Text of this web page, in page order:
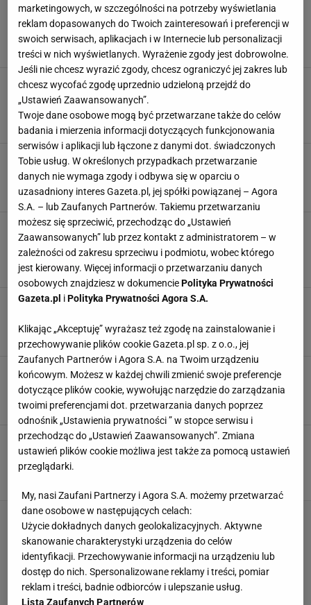
Balkonowa wędzarnia idealna na Wielkanoc.
Możesz przygotować w niej własne mięsiwa na
święta
AMAZON KUBEK WĘDZARNIA
Miedziane kubki wracają do łask. Są idealne
do serwowania zimnych napojów, a przy tym
designerskie
AMAZON FILIŻANKI KUBEK KUBEK TERMICZNY
Ogrodnicy robią to wczesną wiosną. Dzięki
miniszklarni sadzonki są dużo silniejsze
AMAZON DONICA NARZĘDZIA OGRODNICZE SZKLARNIA
Ten gadżet z lat 90. wraca do łask. Projektanci
mówią o nim: "czysta hipnoza". Oto sekret lava
lamps
AMAZON LAMPA LAMPY STOŁOWE LAMPY WISZĄCE
Jeśli jeździsz z pupilem, to rozwiązanie ułatwi
AMAZON FOTELIK FOTELIK SAMOCHODOWY GADŻETY DLA PSA
Dobry telefon do tysiąca złotych. TOP3 perełki
z Amazona
AMAZON KOMÓRKA SMARFONY SMARTFON
Amazon zaskoczył wszystkich! Kultowe
smartwatche naszpikowane technologią teraz w
marketingowych, w szczególności na potrzeby wyświetlania
reklam dopasowanych do Twoich zainteresowań i preferencji w
swoich serwisach, aplikacjach i w Internecie lub personalizacji
treści w nich wyświetlanych. Wyrażenie zgody jest dobrowolne.
Jeśli nie chcesz wyrazić zgody, chcesz ograniczyć jej zakres lub
chcesz wycofać zgodę uprzednio udzieloną przejdź do
„Ustawień Zaawansowanych”.
Twoje dane osobowe mogą być przetwarzane także do celów
badania i mierzenia informacji dotyczących funkcjonowania
serwisów i aplikacji lub łączone z danymi dot. świadczonych
Tobie usług. W określonych przypadkach przetwarzanie
danych nie wymaga zgody i odbywa się w oparciu o
uzasadniony interes Gazeta.pl, jej spółki powiązanej – Agora
S.A. – lub Zaufanych Partnerów. Takiemu przetwarzaniu
możesz się sprzeciwić, przechodząc do „Ustawień
Zaawansowanych” lub przez kontakt z administratorem – w
zależności od zakresu sprzeciwu i podmiotu, wobec którego
jest kierowany. Więcej informacji o przetwarzaniu danych
osobowych znajdziesz w dokumenciePolityka Prywatności
Gazeta.pl iPolityka Prywatności Agora S.A.
Klikając „Akceptuję” wyrażasz też zgodę na zainstalowanie i
przechowywanie plików cookie Gazeta.pl sp. z o.o., jej
Zaufanych Partnerów i Agora S.A. na Twoim urządzeniu
końcowym. Możesz w każdej chwili zmienić swoje preferencje
dotyczące plików cookie, wywołując narzędzie do zarządzania
twoimi preferencjami dot. przetwarzania danych poprzez
odnośnik „Ustawienia prywatności ” w stopce serwisu i
przechodząc do „Ustawień Zaawansowanych”. Zmiana
ustawień plików cookie możliwa jest także za pomocą ustawień
przeglądarki.
My, nasi Zaufani Partnerzy i Agora S.A. możemy przetwarzać
dane osobowe w następujących celach:
Użycie dokładnych danych geolokalizacyjnych. Aktywne
skanowanie charakterystyki urządzenia do celów
identyfikacji. Przechowywanie informacji na urządzeniu lub
dostęp do nich. Spersonalizowane reklamy i treści, pomiar
reklam i treści, badnie odbiorców i ulepszanie usług.
Lista Zaufanych Partnerów